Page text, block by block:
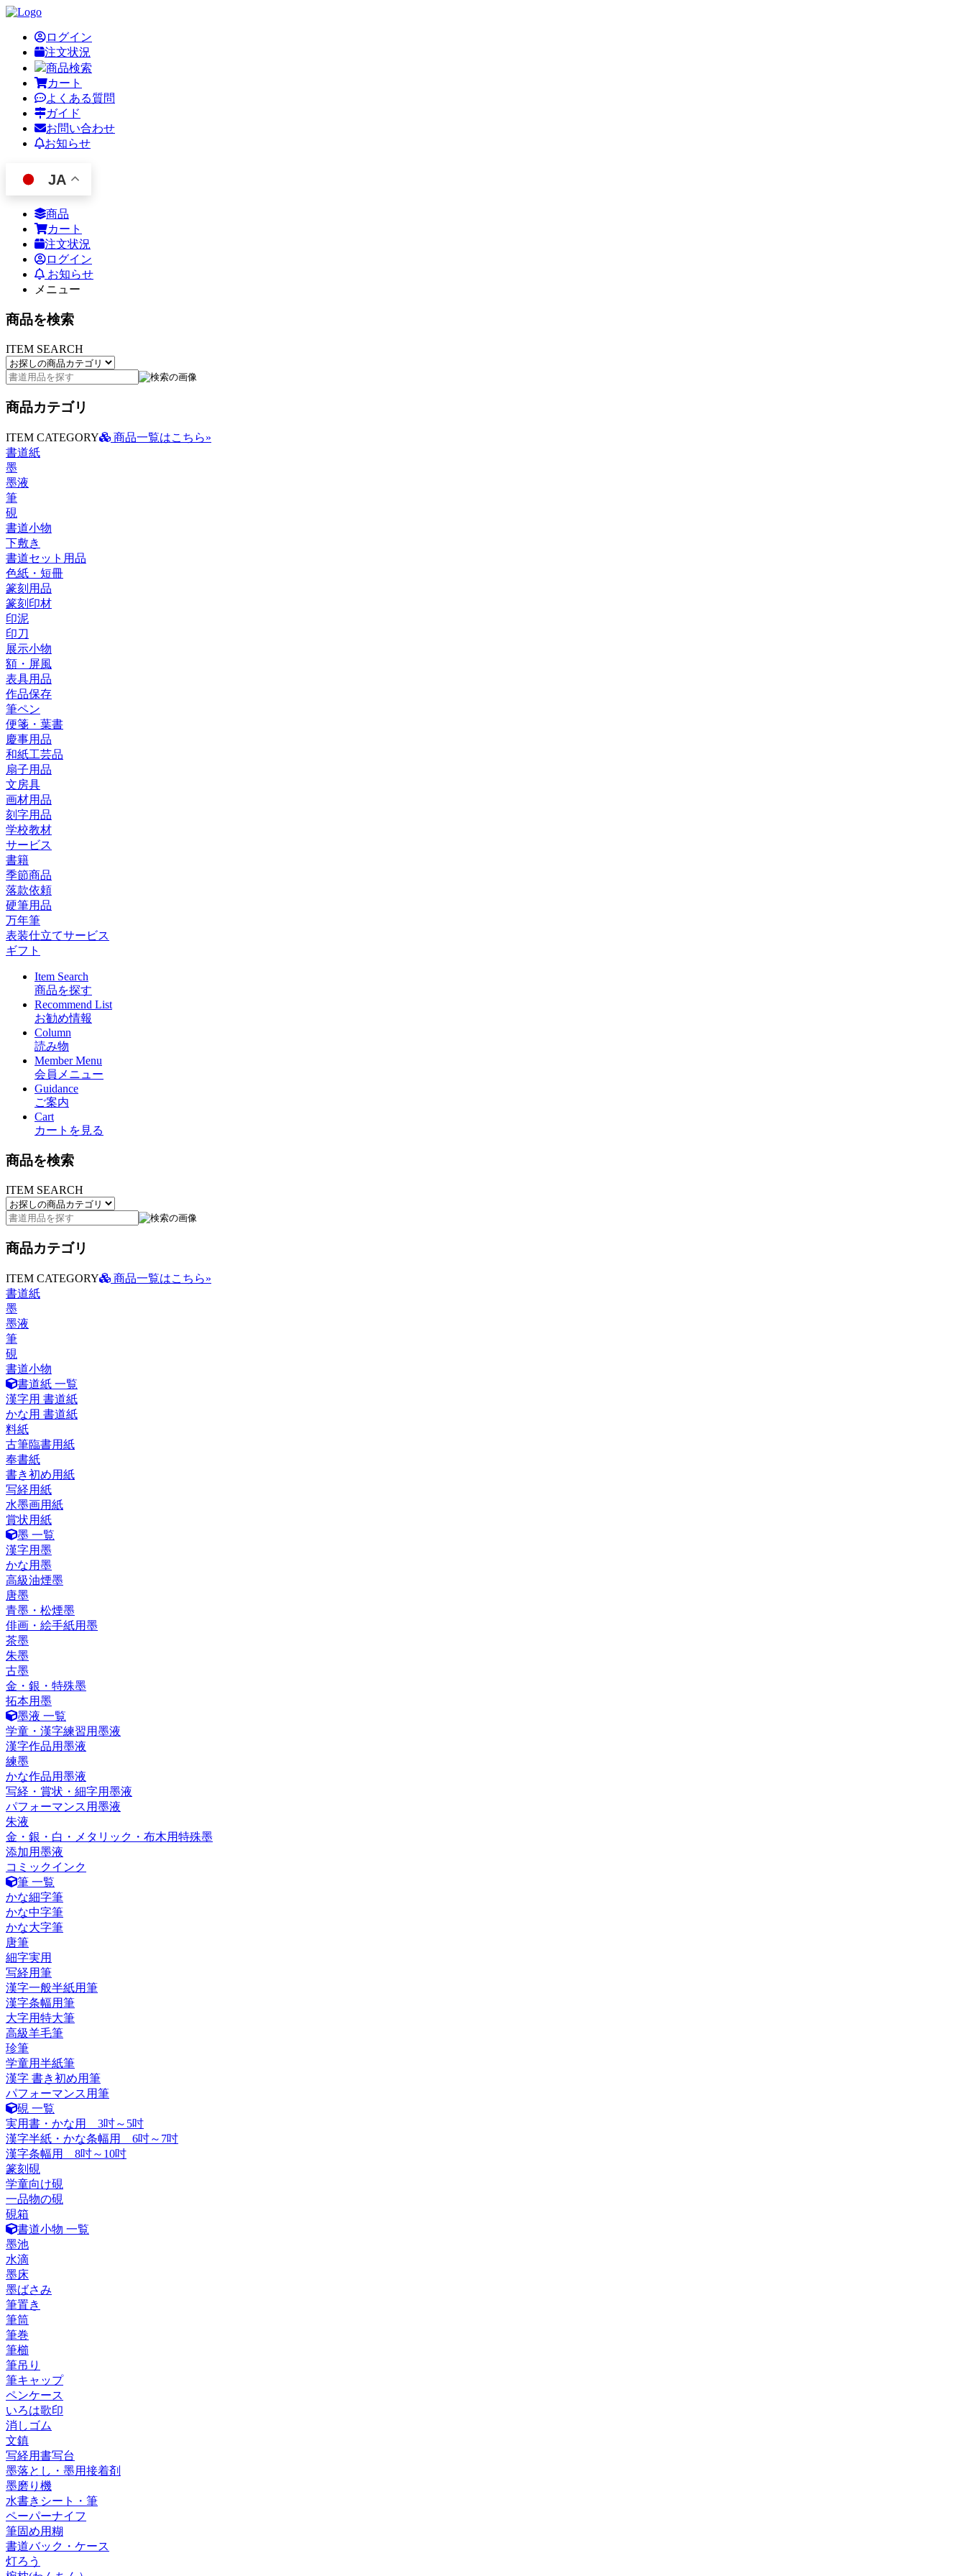
ログイン
注文状況
商品検索
カート
よくある質問
ガイド
お問い合わせ
お知らせ
JA
商品
カート
注文状況
ログイン
お知らせ
メニュー
商品を検索
ITEM SEARCH
商品カテゴリ
ITEM CATEGORY
商品一覧はこちら»
書道紙
墨
墨液
筆
硯
書道小物
下敷き
書道セット用品
色紙・短冊
篆刻用品
篆刻印材
印泥
印刀
展示小物
額・屏風
表具用品
作品保存
筆ペン
便箋・葉書
慶事用品
和紙工芸品
扇子用品
文房具
画材用品
刻字用品
学校教材
サービス
書籍
季節商品
落款依頼
硬筆用品
万年筆
表装仕立てサービス
ギフト
Item Search
商品を探す
Recommend List
お勧め情報
Column
読み物
Member Menu
会員メニュー
Guidance
ご案内
Cart
カートを見る
商品を検索
ITEM SEARCH
商品カテゴリ
ITEM CATEGORY
商品一覧はこちら»
書道紙
墨
墨液
筆
硯
書道小物
書道紙 一覧
漢字用 書道紙
かな用 書道紙
料紙
古筆臨書用紙
奉書紙
書き初め用紙
写経用紙
水墨画用紙
賞状用紙
墨 一覧
漢字用墨
かな用墨
高級油煙墨
唐墨
青墨・松煙墨
俳画・絵手紙用墨
茶墨
朱墨
古墨
金・銀・特殊墨
拓本用墨
墨液 一覧
学童・漢字練習用墨液
漢字作品用墨液
練墨
かな作品用墨液
写経・賞状・細字用墨液
パフォーマンス用墨液
朱液
金・銀・白・メタリック・布木用特殊墨
添加用墨液
コミックインク
筆 一覧
かな細字筆
かな中字筆
かな大字筆
唐筆
細字実用
写経用筆
漢字一般半紙用筆
漢字条幅用筆
大字用特大筆
高級羊毛筆
珍筆
学童用半紙筆
漢字 書き初め用筆
パフォーマンス用筆
硯 一覧
実用書・かな用 3吋～5吋
漢字半紙・かな条幅用 6吋～7吋
漢字条幅用 8吋～10吋
篆刻硯
学童向け硯
一品物の硯
硯箱
書道小物 一覧
墨池
水滴
墨床
墨ばさみ
筆置き
筆筒
筆巻
筆櫛
筆吊り
筆キャップ
ペンケース
いろは歌印
消しゴム
文鎮
写経用書写台
墨落とし・墨用接着剤
墨磨り機
水書きシート・筆
ペーパーナイフ
筆固め用糊
書道バック・ケース
灯ろう